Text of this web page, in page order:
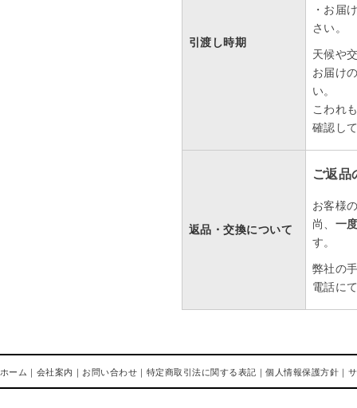
引渡し時期
・お届
さい。
天候や
お届け
い。
こわれ
確認し
返品・交換について
ご返品
お客様
尚、 一
す。
弊社の
電話に
ホーム ｜ 会社案内 ｜ お問い合わせ ｜ 特定商取引法に関する表記 ｜個人情報保護方針 ｜